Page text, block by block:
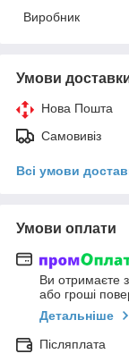
Виробник
Умови
Нова Пошта
Самовивіз
Всі умови
Умови оплати
Ви отримаєте
або гроші
Детальніше
Післяплата